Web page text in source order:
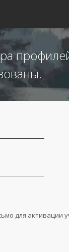
для активации